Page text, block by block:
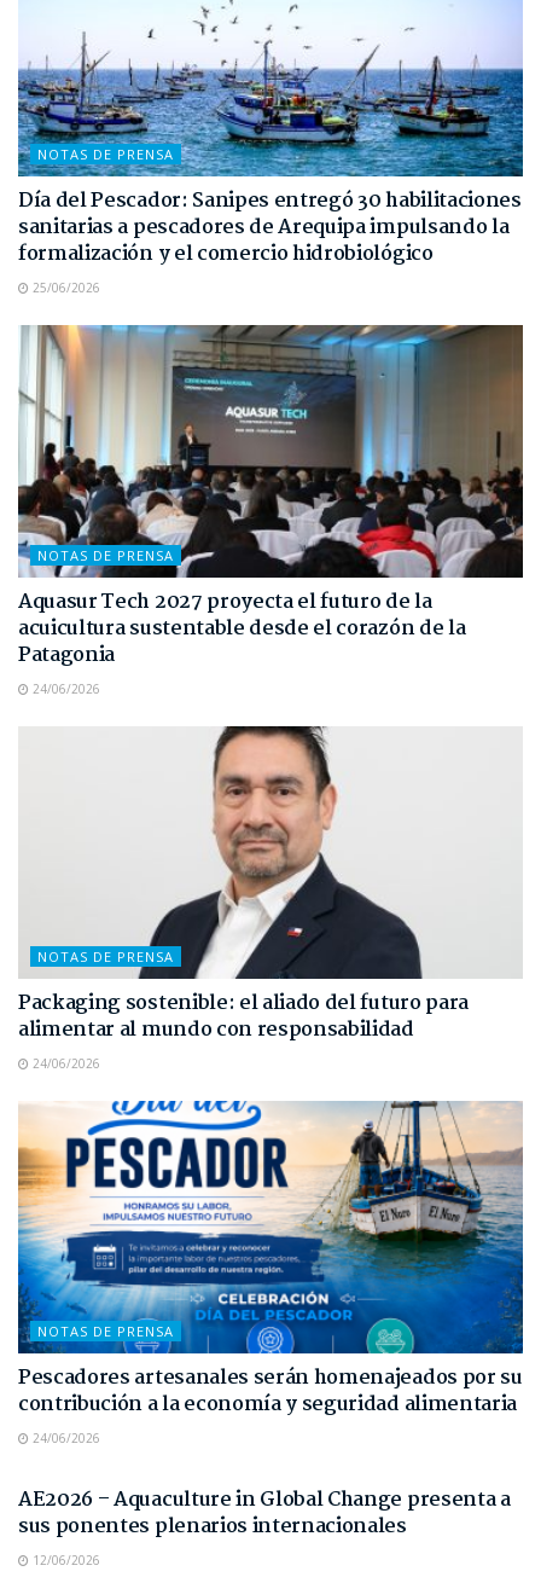
NOTAS DE PRENSA
Día del Pescador: Sanipes entregó 30 habilitaciones
sanitarias a pescadores de Arequipa impulsando la
formalización y el comercio hidrobiológico
25/06/2026
NOTAS DE PRENSA
Aquasur Tech 2027 proyecta el futuro de la
acuicultura sustentable desde el corazón de la
Patagonia
24/06/2026
NOTAS DE PRENSA
Packaging sostenible: el aliado del futuro para
alimentar al mundo con responsabilidad
24/06/2026
NOTAS DE PRENSA
Pescadores artesanales serán homenajeados por su
contribución a la economía y seguridad alimentaria
24/06/2026
AE2026 – Aquaculture in Global Change presenta a
sus ponentes plenarios internacionales
12/06/2026